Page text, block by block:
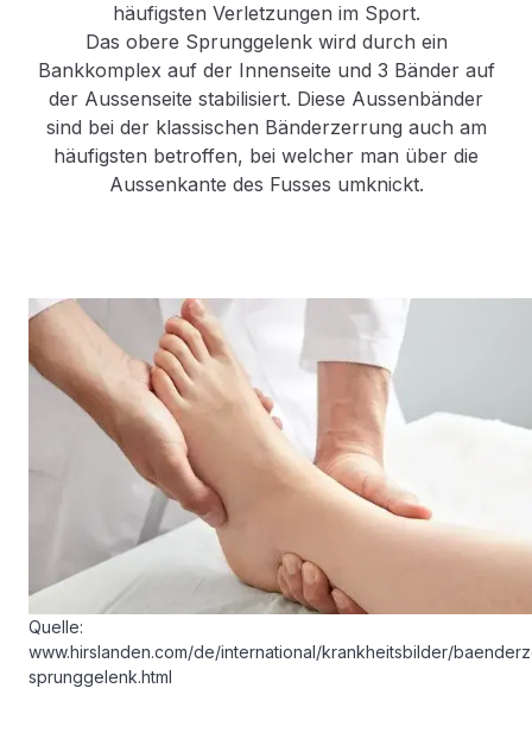
häufigsten Verletzungen im Sport.
Das obere Sprunggelenk wird durch ein
Bankkomplex auf der Innenseite und 3 Bänder auf
der Aussenseite stabilisiert. Diese Aussenbänder
sind bei der klassischen Bänderzerrung auch am
häufigsten betroffen, bei welcher man über die
Aussenkante des Fusses umknickt.
Quelle:
www.hirslanden.com/de/international/krankheitsbilder/
sprunggelenk.html